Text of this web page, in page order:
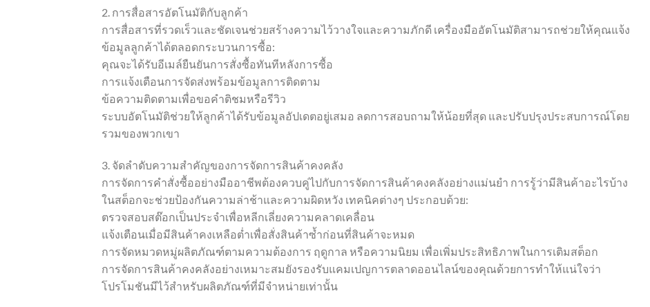
2. การสื่อสารอัตโนมัติกับลูกค้า
การสื่อสารที่รวดเร็วและชัดเจนช่วยสร้างความไว้วางใจและความภักดี เครื่องมืออัตโนมัติสามารถช่วยให้คุณแจ้ง
ข้อมูลลูกค้าได้ตลอดกระบวนการซื้อ:
คุณจะได้รับอีเมล์ยืนยันการสั่งซื้อทันทีหลังการซื้อ
การแจ้งเตือนการจัดส่งพร้อมข้อมูลการติดตาม
ข้อความติดตามเพื่อขอคำติชมหรือรีวิว
ระบบอัตโนมัติช่วยให้ลูกค้าได้รับข้อมูลอัปเดตอยู่เสมอ ลดการสอบถามให้น้อยที่สุด และปรับปรุงประสบการณ์โดย
รวมของพวกเขา
3. จัดลำดับความสำคัญของการจัดการสินค้าคงคลัง
การจัดการคำสั่งซื้ออย่างมืออาชีพต้องควบคู่ไปกับการจัดการสินค้าคงคลังอย่างแม่นยำ การรู้ว่ามีสินค้าอะไรบ้าง
ในสต็อกจะช่วยป้องกันความล่าช้าและความผิดหวัง เทคนิคต่างๆ ประกอบด้วย:
ตรวจสอบสต๊อกเป็นประจำเพื่อหลีกเลี่ยงความคลาดเคลื่อน
แจ้งเตือนเมื่อมีสินค้าคงเหลือต่ำเพื่อสั่งสินค้าซ้ำก่อนที่สินค้าจะหมด
การจัดหมวดหมู่ผลิตภัณฑ์ตามความต้องการ ฤดูกาล หรือความนิยม เพื่อเพิ่มประสิทธิภาพในการเติมสต็อก
การจัดการสินค้าคงคลังอย่างเหมาะสมยังรองรับแคมเปญการตลาดออนไลน์ของคุณด้วยการทำให้แน่ใจว่า
โปรโมชันมีไว้สำหรับผลิตภัณฑ์ที่มีจำหน่ายเท่านั้น